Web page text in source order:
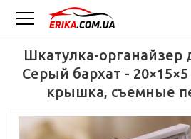
Шкатулка-органайзер
Серый бархат -
крышка, съемные